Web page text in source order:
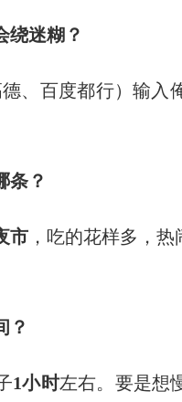
绕迷糊？
、百度都行）输入
条？
市 ，吃的花样多，
？
1小时左右。要是想